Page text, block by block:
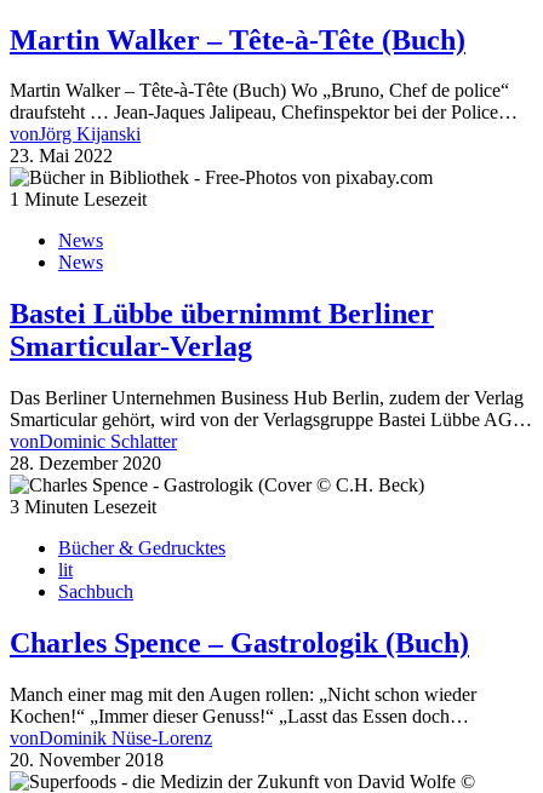
Martin Walker – Tête-à-Tête (Buch)
Martin Walker – Tête-à-Tête (Buch) Wo „Bruno, Chef de police“
draufsteht … Jean-Jaques Jalipeau, Chefinspektor bei der Police…
vonJörg Kijanski
23. Mai 2022
1 Minute Lesezeit
News
News
Bastei Lübbe übernimmt Berliner
Smarticular-Verlag
Das Berliner Unternehmen Business Hub Berlin, zudem der Verlag
Smarticular gehört, wird von der Verlagsgruppe Bastei Lübbe AG…
vonDominic Schlatter
28. Dezember 2020
3 Minuten Lesezeit
Bücher & Gedrucktes
lit
Sachbuch
Charles Spence – Gastrologik (Buch)
Manch einer mag mit den Augen rollen: „Nicht schon wieder
Kochen!“ „Immer dieser Genuss!“ „Lasst das Essen doch…
vonDominik Nüse-Lorenz
20. November 2018